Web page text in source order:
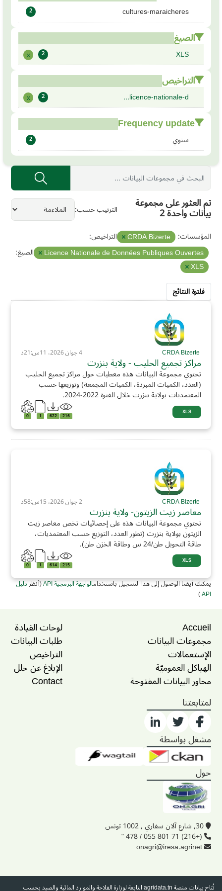
cultures-maraicheres
2
الصيغ
XLS
2
x
التراخيص
licence-nationale-d...
2
x
Frequency update
سنوي 2
الترتيب حسب تم العثور على مجموعة
بيانات واحدة 2
المؤسسات: CRDA Bizerte
التراخيص:
Licence Nationale de Données Publiques Ouvertes
الصيغ:
XLS
فلترة النتائج
4 جوان 2026، 11س:21د
مراكز تجميع الحليب - ولاية بنزرت
تحتوي مجموعة البيانات هذه معطيات حول مراكز تجميع الحليب
(العدد، الكميات المبردة، الكميات المجمعة) وتوزيعها حسب
المعتمديات بولاية بنزرت خلال الفترة 2022-2024.
XLS
216
622
1
0
2 جوان 2026، 15س:58د
معاصر زيت الزيتون- ولاية بنزرت
تحتوي مجموعة البيانات هذه على إحصائيات تخص معاصر زيت
الزيتون بولاية بنزرت (تطور العدد، التوزيع حسب المعتمديات،
طاقة التحويل طن/24 س وطاقة الخزن طن).
XLS
215
614
1
0
يمكنك أيضا الوصول إلى هذا التسجيل باستخدامالواجهة البرمجية API (أنظردليل
API
)
Accueil
مجموعات البيانات
الإستعمالات
الهياكل العموميّة
محاور البيانات المفتوحة
لوحات القيادة
طلبات البيانات
التراخيص
الإبلاغ عن خلل
Contact
لمتابعتنا
مشغل بواسطة
حول
30, شارع آلان سفاري , 1002 تونس
(+216) 71 801 055 / 478 "
onagri@iresa.agrinet
تُتاح بيانات منصةagridata.tnالتابعة لوزارة الفلاحة والموارد المائية والصيد بحسب